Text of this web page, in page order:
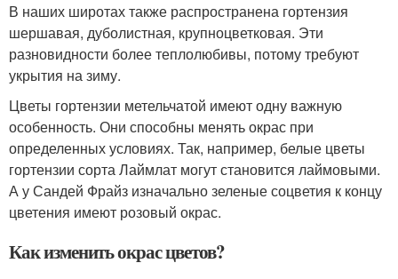
В наших широтах также распространена гортензия
шершавая, дуболистная, крупноцветковая. Эти
разновидности более теплолюбивы, потому требуют
укрытия на зиму.
Цветы гортензии метельчатой имеют одну важную
особенность. Они способны менять окрас при
определенных условиях. Так, например, белые цветы
гортензии сорта Лаймлат могут становится лаймовыми.
А у Сандей Фрайз изначально зеленые соцветия к концу
цветения имеют розовый окрас.
Как изменить окрас цветов?